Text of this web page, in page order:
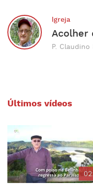
Igreja
Acolher
P. Claudino
Últimos vídeos